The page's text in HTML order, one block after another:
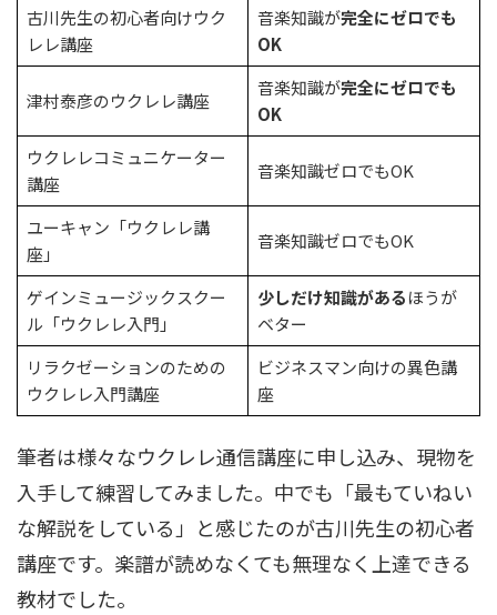
古川先生の初心者向けウク
レレ講座
音楽知識が完全にゼロでも
OK
津村泰彦のウクレレ講座
音楽知識が完全にゼロでも
OK
ウクレレコミュニケーター
講座
音楽知識ゼロでもOK
ユーキャン「ウクレレ講
座」
音楽知識ゼロでもOK
ゲインミュージックスクー
ル「ウクレレ入門」
少しだけ知識があるほうが
ベター
リラクゼーションのための
ウクレレ入門講座
ビジネスマン向けの異色講
座
筆者は様々なウクレレ通信講座に申し込み、現物を
入手して練習してみました。中でも「最もていねい
な解説をしている」と感じたのが古川先生の初心者
講座です。楽譜が読めなくても無理なく上達できる
教材でした。